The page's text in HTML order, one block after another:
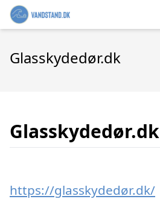
Glasskydedør.dk
Glasskydedør.dk
https://glasskydedør.dk/